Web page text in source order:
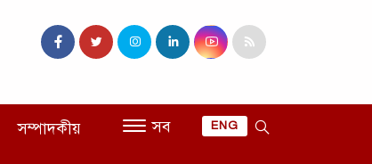
সম্পাদকীয় সব ENG